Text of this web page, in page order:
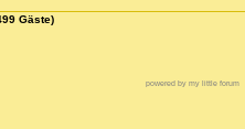
Gäste)
powered by my little forum